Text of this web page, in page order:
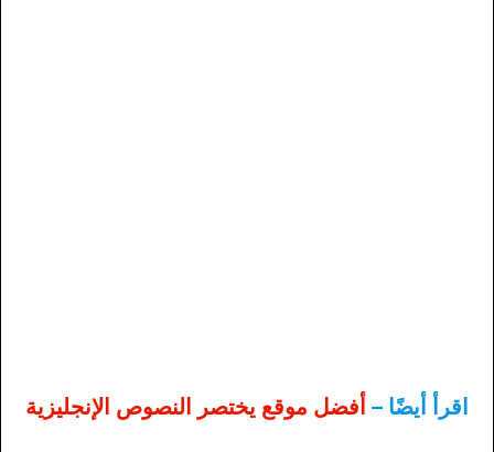
اقرأ أيضًا – أفضل موقع يختصر النصوص الإنجليزية